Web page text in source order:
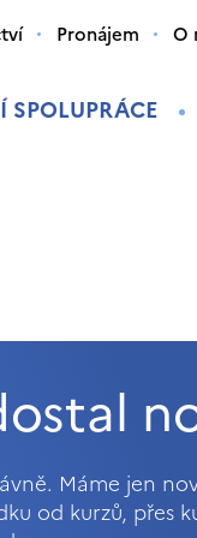
SPOLUPRÁCE
Pronájem O
Máme jen
od kurzů, přes